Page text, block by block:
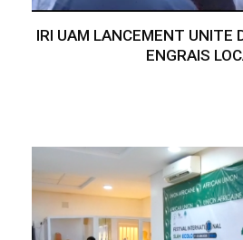
IRI UAM LANCEMENT UNITE
ENGRAIS